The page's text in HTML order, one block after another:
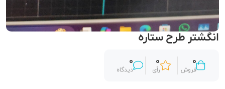
انگشتر طرح ستاره
0
فروش
0
رأی
0
دیدگاه